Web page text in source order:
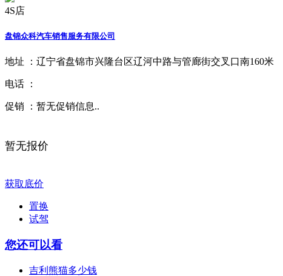
4S店
盘锦众科汽车销售服务有限公司
地址 ： 辽宁省盘锦市兴隆台区辽河中路与管廊街交叉口南160米
电话 ：
促销 ： 暂无促销信息..
暂无报价
获取底价
置换
试驾
您还可以看
吉利熊猫多少钱